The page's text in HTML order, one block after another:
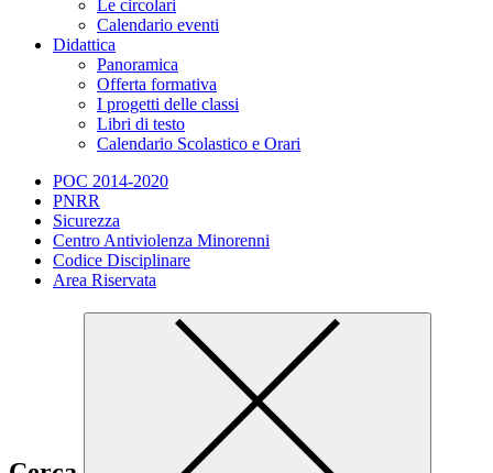
Le circolari
Calendario eventi
Didattica
Panoramica
Offerta formativa
I progetti delle classi
Libri di testo
Calendario Scolastico e Orari
POC 2014-2020
PNRR
Sicurezza
Centro Antiviolenza Minorenni
Codice Disciplinare
Area Riservata